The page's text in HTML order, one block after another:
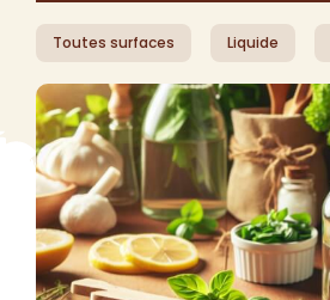
Toutes surfaces Liquide